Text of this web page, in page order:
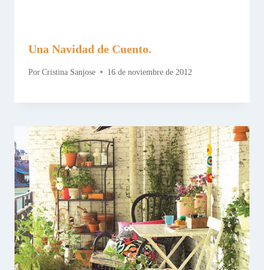
Una Navidad de Cuento.
Por Cristina Sanjose 16 de noviembre de 2012